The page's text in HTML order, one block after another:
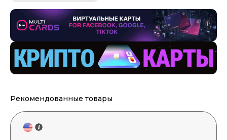
Рекомендованные товары